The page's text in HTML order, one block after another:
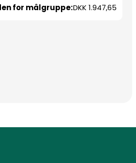
for målgruppe:DKK 1.947,65